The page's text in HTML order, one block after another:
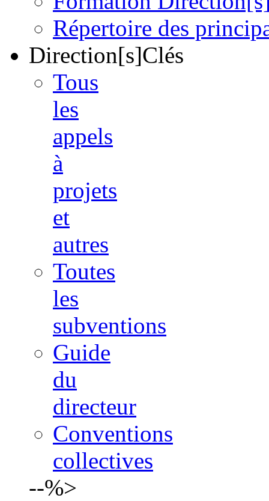
Répertoire des
Direction[s]Clés
Tous
les
appels
à
projets
et
autres
Toutes
les
subventions
Guide
du
directeur
Conventions
collectives
--%>